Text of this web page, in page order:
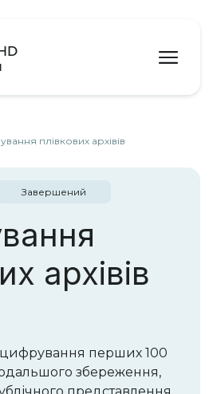
плівкових архівів
Завершений
архівів
перших 100
збереження,